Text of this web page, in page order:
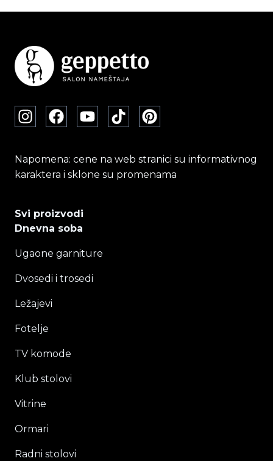
Opcije
izabrane
na
stranici
proizvoda.
Napomena: cene na web stranici su informativnog
karaktera i sklone su promenama
Svi proizvodi
Dnevna soba
Ugaone garniture
Dvosedi i trosedi
Ležajevi
Fotelje
TV komode
Klub stolovi
Vitrine
Ormari
Radni stolovi